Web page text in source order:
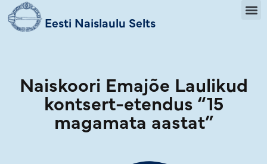
Eesti Naislaulu Selts
Naiskoori Emajõe Laulikud
kontsert-etendus “15
magamata aastat”